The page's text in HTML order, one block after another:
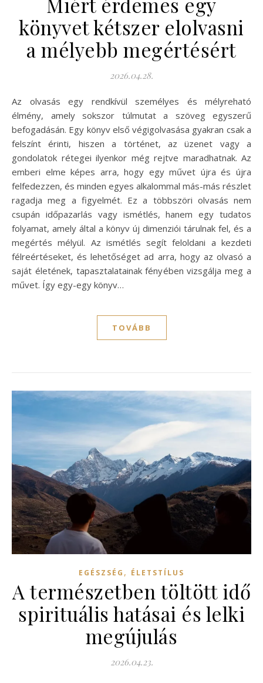
könyvet kétszer elolvasni
a mélyebb megértésért
2026.04.28.
Az olvasás egy rendkívül személyes és mélyreható
élmény, amely sokszor túlmutat a szöveg egyszerű
befogadásán. Egy könyv első végigolvasása gyakran csak a
felszínt érinti, hiszen a történet, az üzenet vagy a
gondolatok rétegei ilyenkor még rejtve maradhatnak. Az
emberi elme képes arra, hogy egy művet újra és újra
felfedezzen, és minden egyes alkalommal más-más részlet
ragadja meg a figyelmét. Ez a többszöri olvasás nem
csupán időpazarlás vagy ismétlés, hanem egy tudatos
folyamat, amely által a könyv új dimenziói tárulnak fel, és a
megértés mélyül. Az ismétlés segít feloldani a kezdeti
félreértéseket, és lehetőséget ad arra, hogy az olvasó a
saját életének, tapasztalatainak fényében vizsgálja meg a
művet. Így egy-egy könyv…
TOVÁBB
EGÉSZSÉG , ÉLETSTÍLUS
A természetben töltött idő
spirituális hatásai és lelki
megújulás
2026.04.23.